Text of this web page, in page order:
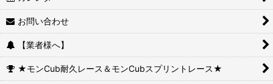
お問い合わせ
【業者様へ】
★モンCub耐久レース＆モンCubスプリントレース★